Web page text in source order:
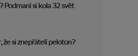
Podmaní si kola 32 svět
že si znepřátelí peloton?